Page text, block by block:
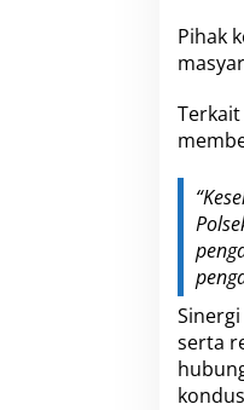
Pihak
Terkait
serta